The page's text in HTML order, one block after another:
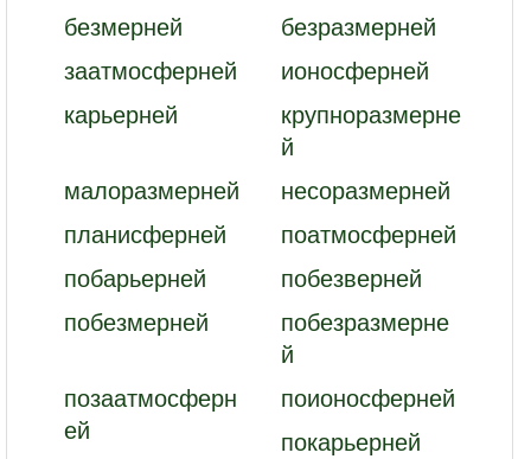
безмерней
безразмерней
заатмосферней
ионосферней
карьерней
крупноразмерне
й
малоразмерней
несоразмерней
планисферней
поатмосферней
побарьерней
побезверней
побезмерней
побезразмерне
й
позаатмосферн
ей
поионосферней
покарьерней